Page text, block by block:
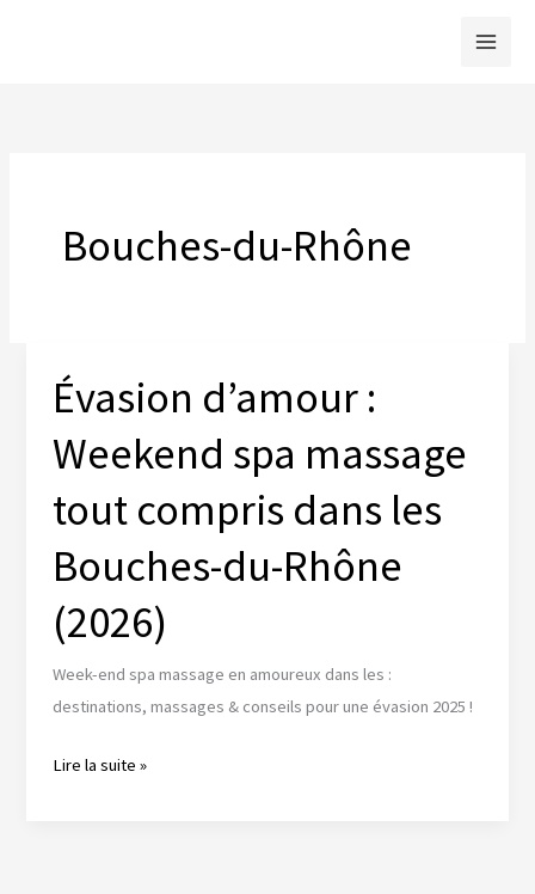
Bouches-du-Rhône
Évasion d’amour :
Weekend spa massage
tout compris dans les
Bouches-du-Rhône
(2026)
Week-end spa massage en amoureux dans les :
destinations, massages & conseils pour une évasion 2025 !
Évasion
Lire la suite »